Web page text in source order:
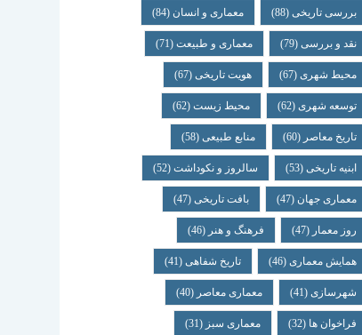
بررسی تاریخی(88) معماری و انسان (84)
نقد و بررسی(79) معماری و طبیعت(71)
محیط شهری(67) هویت تاریخی(67)
توسعه شهری(62) محیط زیست(62)
تاریخ معاصر (60) منابع طبیعی(58)
ابنیه تاریخی(53) سالروز و نکوداشت(52)
معماری جهان (47) بافت تاریخی(47)
روز معمار (47) فرهنگ و هنر (46)
همایش معماری(46) تاریخ شفاهی(41)
شهرسازی(41) معماری معاصر (40)
فراخوان ها (32) معماری سبز (31)